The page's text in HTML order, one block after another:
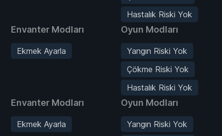
Hastalık Riski Yok
Envanter Modları
Ekmek Ayarla
Oyun Modları
Yangın Riski Yok
Çökme Riski Yok
Hastalık Riski Yok
Envanter Modları
Ekmek Ayarla
Oyun Modları
Yangın Riski Yok